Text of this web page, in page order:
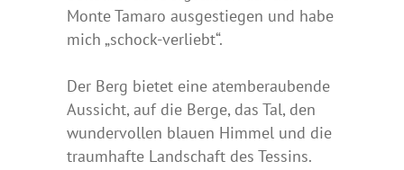
Monte Tamaro ausgestiegen und habe
mich „schock-verliebt“.
Der Berg bietet eine atemberaubende
Aussicht, auf die Berge, das Tal, den
wundervollen blauen Himmel und die
traumhafte Landschaft des Tessins.